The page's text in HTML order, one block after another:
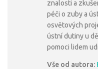
znalosti a
péči o zuby a
osvětových
ústní dutiny u
pomoci lidem
Vše od autora: